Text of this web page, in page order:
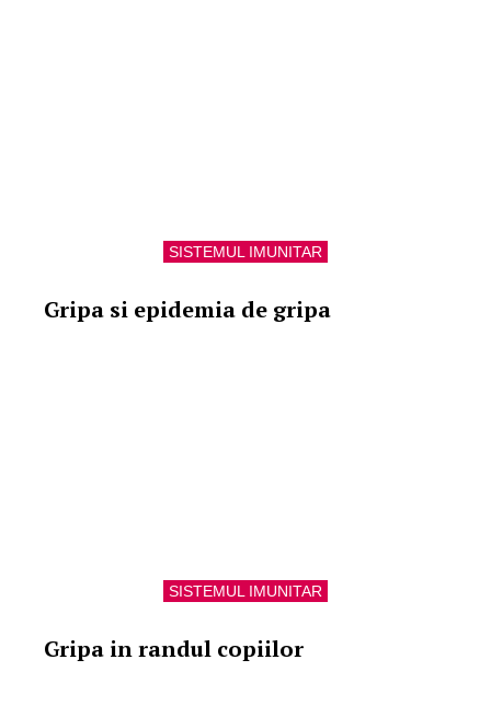
SISTEMUL IMUNITAR
Gripa si epidemia de gripa
SISTEMUL IMUNITAR
Gripa in randul copiilor